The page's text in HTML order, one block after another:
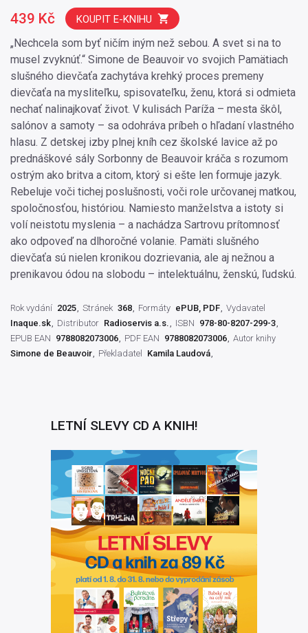
„Nechcela som byť ničím iným než sebou. A svet si na to
musel zvyknúť.“ Simone de Beauvoir vo svojich Pamätiach
slušného dievčaťa zachytáva krehký proces premeny
dievčaťa na mysliteľku, spisovateľku, ženu, ktorá si odmieta
nechať nalinajkovať život. V kulisách Paríža – mesta škôl,
salónov a samoty – sa odohráva príbeh o hľadaní vlastného
hlasu. Z detskej izby plnej kníh cez školské lavice až po
prednáškové sály Sorbonny de Beauvoir kráča s rozumom
ostrým ako britva a citom, ktorý si ešte len formuje jazyk.
Rebeluje voči tichej poslušnosti, voči role určovanej matkou,
spoločnosťou, históriou. Namiesto manželstva a istoty si
volí neistotu myslenia – a nachádza Sartrovu prítomnosť
ako odpoveď na dlhoročné volanie. Pamäti slušného
dievčaťa sú nielen kronikou dozrievania, ale aj nežnou a
prenikavou ódou na slobodu – intelektuálnu, ženskú, ľudskú.
439 Kč KOUPIT E-KNIHU
Rok vydání 2025 Stránek 368 Formáty ePUB, PDF Vydavatel
Inaque.sk
Distributor Radioservis a.s. ISBN 978-80-8207-299-3
EPUB EAN 9788082073006 PDF EAN 9788082073006 Autor knihy
Simone de Beauvoir
Překladatel Kamila Laudová
LETNÍ SLEVY CD A KNIH!